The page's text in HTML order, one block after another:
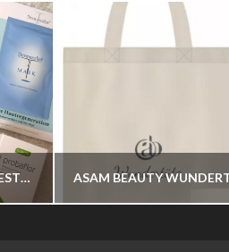
GLOWBAG VON APO DISCOUNTER BESTELLBAR